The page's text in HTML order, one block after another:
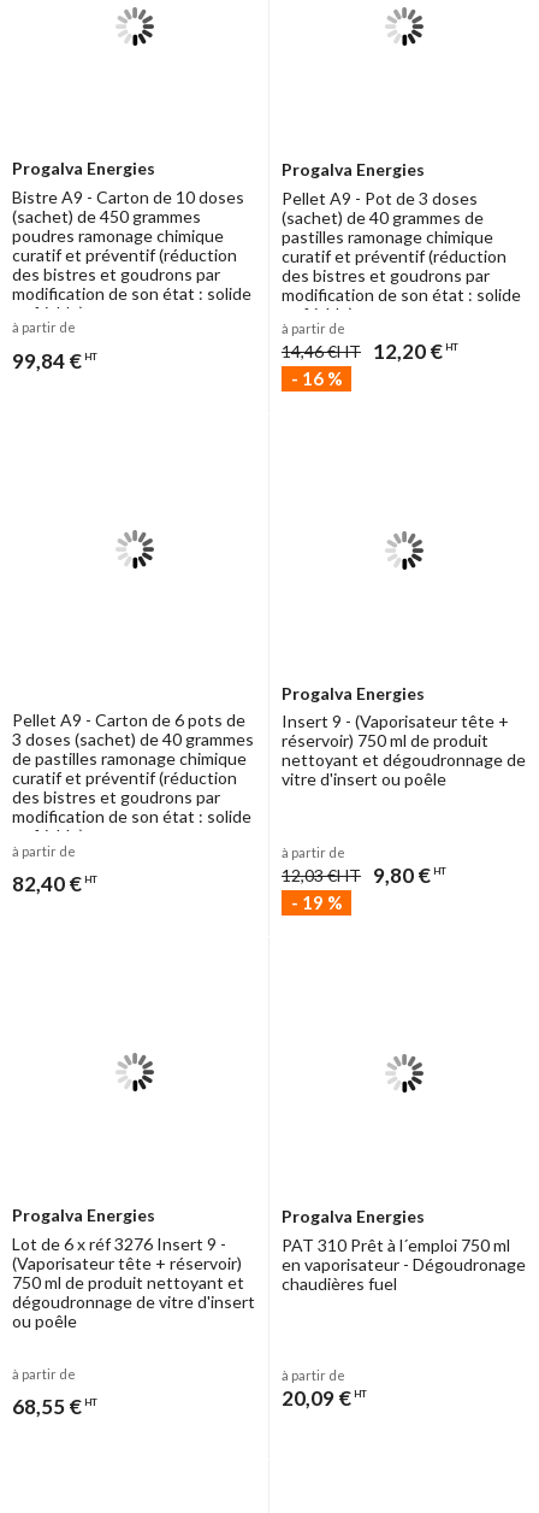
Progalva Energies
Bistre A9 - Carton de 10 doses
(sachet) de 450 grammes
poudres ramonage chimique
curatif et préventif (réduction
des bistres et goudrons par
modification de son état : solide
-> friable)
à partir de
99,84 € HT
Progalva Energies
Pellet A9 - Pot de 3 doses
(sachet) de 40 grammes de
pastilles ramonage chimique
curatif et préventif (réduction
des bistres et goudrons par
modification de son état : solide
-> friable)
à partir de
14,46 €HT 12,20 € HT
- 16 %
Pellet A9 - Carton de 6 pots de
3 doses (sachet) de 40 grammes
de pastilles ramonage chimique
curatif et préventif (réduction
des bistres et goudrons par
modification de son état : solide
-> friable)
à partir de
82,40 € HT
Progalva Energies
Insert 9 - (Vaporisateur tête +
réservoir) 750 ml de produit
nettoyant et dégoudronnage de
vitre d'insert ou poêle
à partir de
12,03 €HT 9,80 € HT
- 19 %
Progalva Energies
Lot de 6 x réf 3276 Insert 9 -
(Vaporisateur tête + réservoir)
750 ml de produit nettoyant et
dégoudronnage de vitre d'insert
ou poêle
à partir de
68,55 € HT
Progalva Energies
PAT 310 Prêt à l´emploi 750 ml
en vaporisateur - Dégoudronage
chaudières fuel
à partir de
20,09 € HT